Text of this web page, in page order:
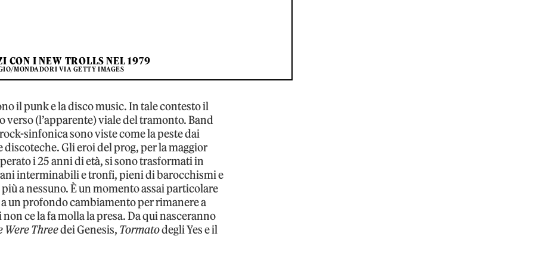
CON I NEW TROLLS NEL 1979
MONDADORI VIA GETTY IMAGES
il punk e la disco music. In tale contesto il
(l’apparente) viale del tramonto. Band
sinfonica sono viste come la peste dai
Gli eroi del prog, per la maggior
i 25 anni di età, si sono trasformati in
interminabili e tronfi, pieni di barocchismi e
a nessuno. È un momento assai particolare
un profondo cambiamento per rimanere a
ce la fa molla la presa. Da qui nasceranno
Were Threedei Genesis, Tormatodegli Yes e il